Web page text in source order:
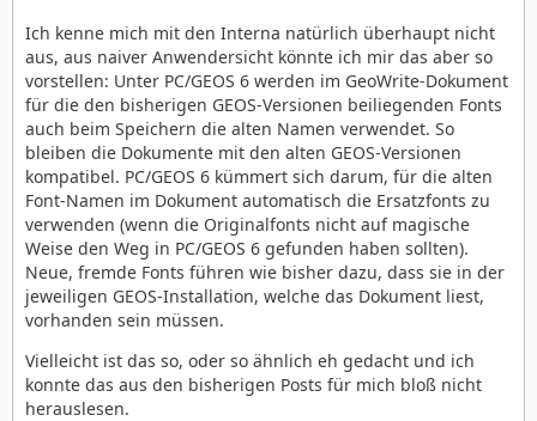
Ich kenne mich mit den Interna natürlich überhaupt nicht
aus, aus naiver Anwendersicht könnte ich mir das aber so
vorstellen: Unter PC/GEOS 6 werden im GeoWrite-Dokument
für die den bisherigen GEOS-Versionen beiliegenden Fonts
auch beim Speichern die alten Namen verwendet. So
bleiben die Dokumente mit den alten GEOS-Versionen
kompatibel. PC/GEOS 6 kümmert sich darum, für die alten
Font-Namen im Dokument automatisch die Ersatzfonts zu
verwenden (wenn die Originalfonts nicht auf magische
Weise den Weg in PC/GEOS 6 gefunden haben sollten).
Neue, fremde Fonts führen wie bisher dazu, dass sie in der
jeweiligen GEOS-Installation, welche das Dokument liest,
vorhanden sein müssen.
Vielleicht ist das so, oder so ähnlich eh gedacht und ich
konnte das aus den bisherigen Posts für mich bloß nicht
herauslesen.